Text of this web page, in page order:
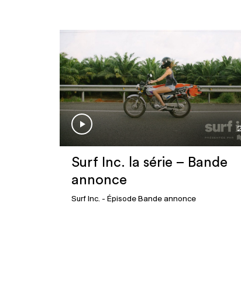
Surf Inc. la série – Bande
annonce
Surf Inc. - Épisode Bande annonce